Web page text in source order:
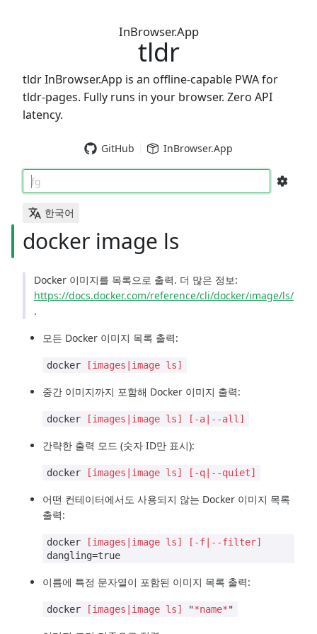
InBrowser.App
tldr
tldr InBrowser.App is an offline-capable PWA for
tldr-pages. Fully runs in your browser. Zero API
latency.
GitHub InBrowser.App
fg
한국어
docker image ls
Docker 이미지를 목록으로 출력. 더 많은 정보:
https://docs.docker.com/reference/cli/docker/image/ls/
.
모든 Docker 이미지 목록 출력:
docker [images|image ls]
중간 이미지까지 포함해 Docker 이미지 출력:
docker [images|image ls] [-a|--all]
간략한 출력 모드 (숫자 ID만 표시):
docker [images|image ls] [-q|--quiet]
어떤 컨테이터에서도 사용되지 않는 Docker 이미지 목록
출력:
docker [images|image ls]
[-f|--filter]
dangling=true
이름에 특정 문자열이 포함된 이미지 목록 출력:
docker [images|image ls] "*name*"